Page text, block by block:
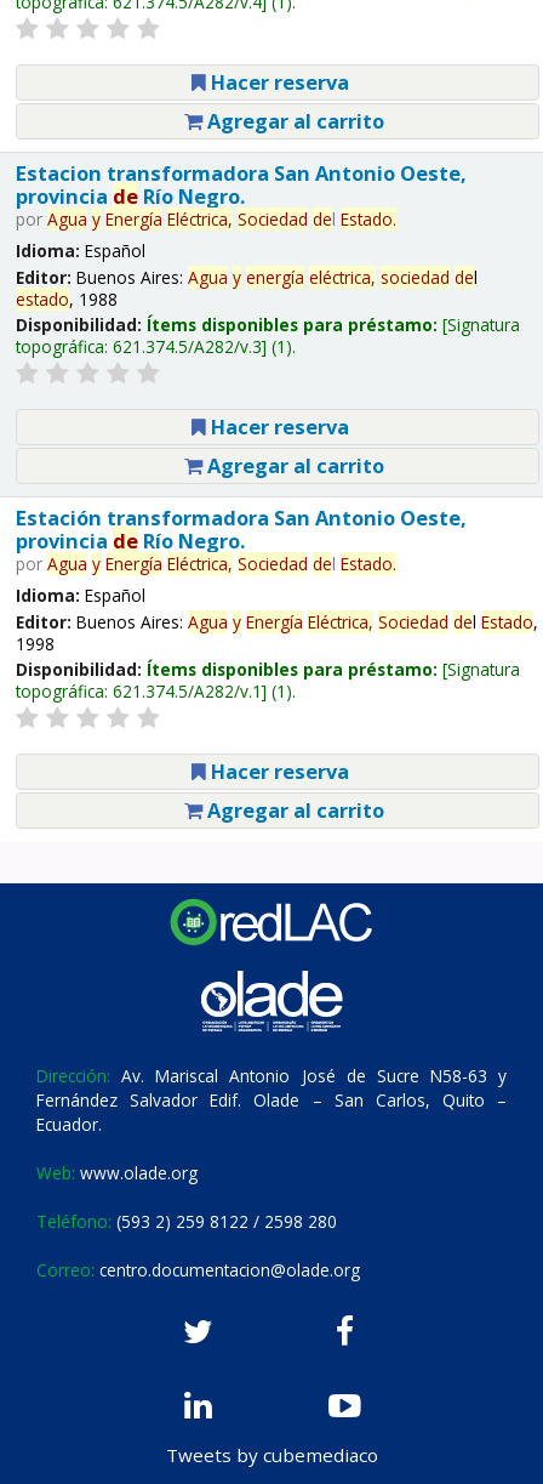
Hacer reserva
Agregar al carrito
Estacion transformadora San Antonio Oeste,
provincia deRío Negro.
por Agua y Energía Eléctrica, Sociedad del Estado.
Idioma: Español
Editor: Buenos Aires: Agua y energía eléctrica, sociedad del
estado, 1988
Disponibilidad: Ítems disponibles para préstamo: Signatura
topográfica: 621.374.5/A282/v.3 (1).
Hacer reserva
Agregar al carrito
Estación transformadora San Antonio Oeste,
provincia deRío Negro.
por Agua y Energía Eléctrica, Sociedad del Estado.
Idioma: Español
Editor: Buenos Aires: Agua y Energía Eléctrica, Sociedad del Estado,
1998
Disponibilidad: Ítems disponibles para préstamo: Signatura
topográfica: 621.374.5/A282/v.1 (1).
Hacer reserva
Agregar al carrito
Dirección: Av. Mariscal Antonio José de Sucre N58-63 y
Fernández Salvador Edif. Olade – San Carlos, Quito –
Ecuador.
Web: www.olade.org
Teléfono: (593 2) 259 8122 / 2598 280
Correo: centro.documentacion@olade.org
Tweets by cubemediaco